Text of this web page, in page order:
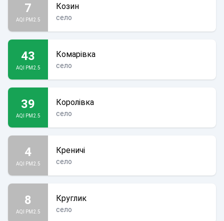
7
AQI PM2.5
Козин
село
43
AQI PM2.5
Комарівка
село
39
AQI PM2.5
Королівка
село
4
AQI PM2.5
Креничі
село
8
AQI PM2.5
Круглик
село